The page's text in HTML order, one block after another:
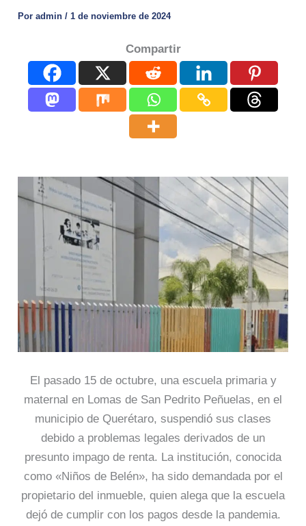
Poradmin/ 1 de noviembre de 2024
Compartir
El pasado 15 de octubre, una escuela primaria y
maternal en Lomas de San Pedrito Peñuelas, en el
municipio de Querétaro, suspendió sus clases
debido a problemas legales derivados de un
presunto impago de renta. La institución, conocida
como «Niños de Belén», ha sido demandada por el
propietario del inmueble, quien alega que la escuela
dejó de cumplir con los pagos desde la pandemia.